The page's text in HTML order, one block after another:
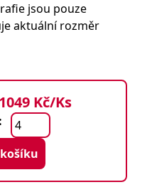
jsou pouze
aktuální rozměr
1049 Kč/Ks
do košíku